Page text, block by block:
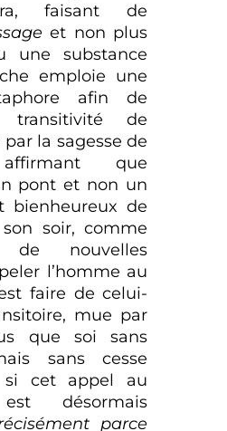
faisant de
et non plus
une substance
emploie une
afin de
transitivité de
la sagesse de
affirmant que
pont et non un
bienheureux de
soir, comme
nouvelles
l’homme au
faire de celui-
mue par
que soi sans
sans cesse
cet appel au
désormais
parce